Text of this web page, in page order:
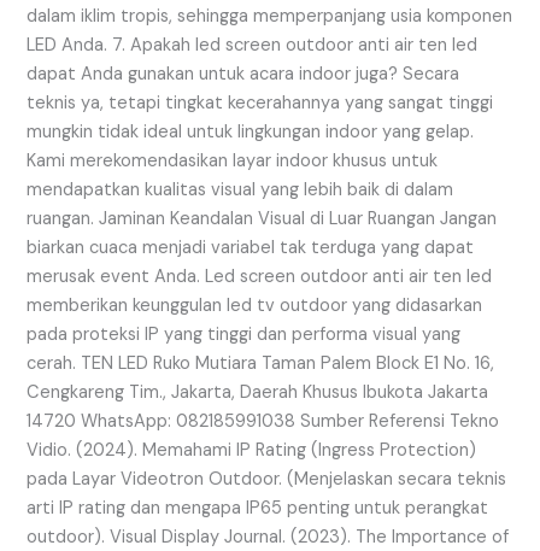
dalam iklim tropis, sehingga memperpanjang usia komponen
LED Anda. 7. Apakah led screen outdoor anti air ten led
dapat Anda gunakan untuk acara indoor juga? Secara
teknis ya, tetapi tingkat kecerahannya yang sangat tinggi
mungkin tidak ideal untuk lingkungan indoor yang gelap.
Kami merekomendasikan layar indoor khusus untuk
mendapatkan kualitas visual yang lebih baik di dalam
ruangan. Jaminan Keandalan Visual di Luar Ruangan Jangan
biarkan cuaca menjadi variabel tak terduga yang dapat
merusak event Anda. Led screen outdoor anti air ten led
memberikan keunggulan led tv outdoor yang didasarkan
pada proteksi IP yang tinggi dan performa visual yang
cerah. TEN LED Ruko Mutiara Taman Palem Block E1 No. 16,
Cengkareng Tim., Jakarta, Daerah Khusus Ibukota Jakarta
14720 WhatsApp: 082185991038 Sumber Referensi Tekno
Vidio. (2024). Memahami IP Rating (Ingress Protection)
pada Layar Videotron Outdoor. (Menjelaskan secara teknis
arti IP rating dan mengapa IP65 penting untuk perangkat
outdoor). Visual Display Journal. (2023). The Importance of